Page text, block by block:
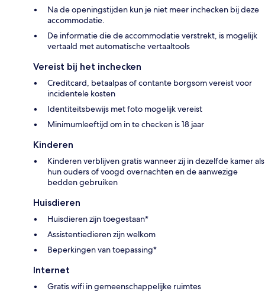
Na de openingstijden kun je niet meer inchecken bij deze
accommodatie.
De informatie die de accommodatie verstrekt, is mogelijk
vertaald met automatische vertaaltools
Vereist bij het inchecken
Creditcard, betaalpas of contante borgsom vereist voor
incidentele kosten
Identiteitsbewijs met foto mogelijk vereist
Minimumleeftijd om in te checken is 18 jaar
Kinderen
Kinderen verblijven gratis wanneer zij in dezelfde kamer als
hun ouders of voogd overnachten en de aanwezige
bedden gebruiken
Huisdieren
Huisdieren zijn toegestaan*
Assistentiedieren zijn welkom
Beperkingen van toepassing*
Internet
Gratis wifi in gemeenschappelijke ruimtes